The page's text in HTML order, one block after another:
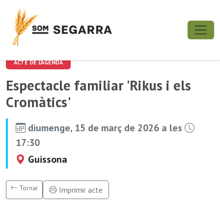
ACTE DE L'AGENDA
Espectacle familiar 'Rikus i els
Cromàtics'
diumenge, 15 de març de 2026 a les
17:30
Guissona
Tornar Imprimir acte